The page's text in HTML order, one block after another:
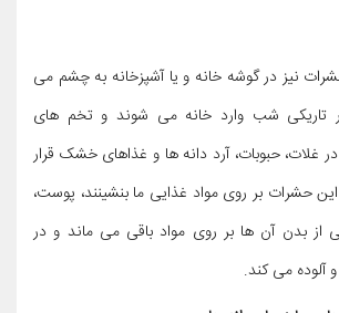
نیز در گوشه خانه و یا آشپزخانه به چشم می
تاریکی شب وارد خانه می شوند و تخم های
غلات، حبوبات، آرد دانه ها و غذاهای خشک قرار
حشرات بر روی مواد غذایی ما بنشینند، پوست،
بدن آن ها بر روی مواد باقی می ماند و در
آلوده می کند.